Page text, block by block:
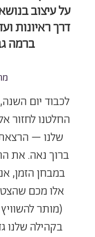
על עיצוב
דרך ראיונות
ברמה
לכבוד יום
החלטנו לחזור
שלנו –
ברוך נאה. את
במבחן הזמן,
אלו מכם
(מותר
בקהילה שלנו